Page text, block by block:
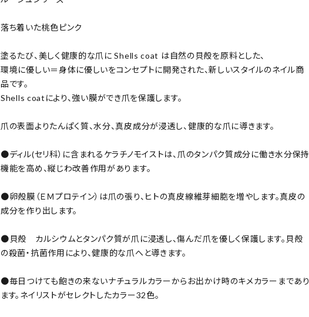
落ち着いた桃色ピンク
塗るたび、美しく健康的な爪に Shells coat は自然の貝殻を原料とした、
環境に優しい＝身体に優しいをコンセプトに開発された、新しいスタイルのネイル商
品です。
Shells coatにより、強い膜ができ爪を保護します。
爪の表面よりたんぱく質、水分、真皮成分が浸透し、健康的な爪に導きます。
●ディル(セリ科）に含まれるケラチノモイストは、爪のタンパク質成分に働き水分保持
機能を高め、縦じわ改善作用があります。
●卵殻膜（ＥＭプロテイン）は爪の張り、ヒトの真皮線維芽細胞を増やします。真皮の
成分を作り出します。
●貝殻 カルシウムとタンパク質が爪に浸透し、傷んだ爪を優しく保護します。貝殻
の殺菌・抗菌作用により、健康的な爪へと導きます。
●毎日つけても飽きの来ないナチュラルカラーからお出かけ時のキメカラーまであり
ます。ネイリストがセレクトしたカラー32色。